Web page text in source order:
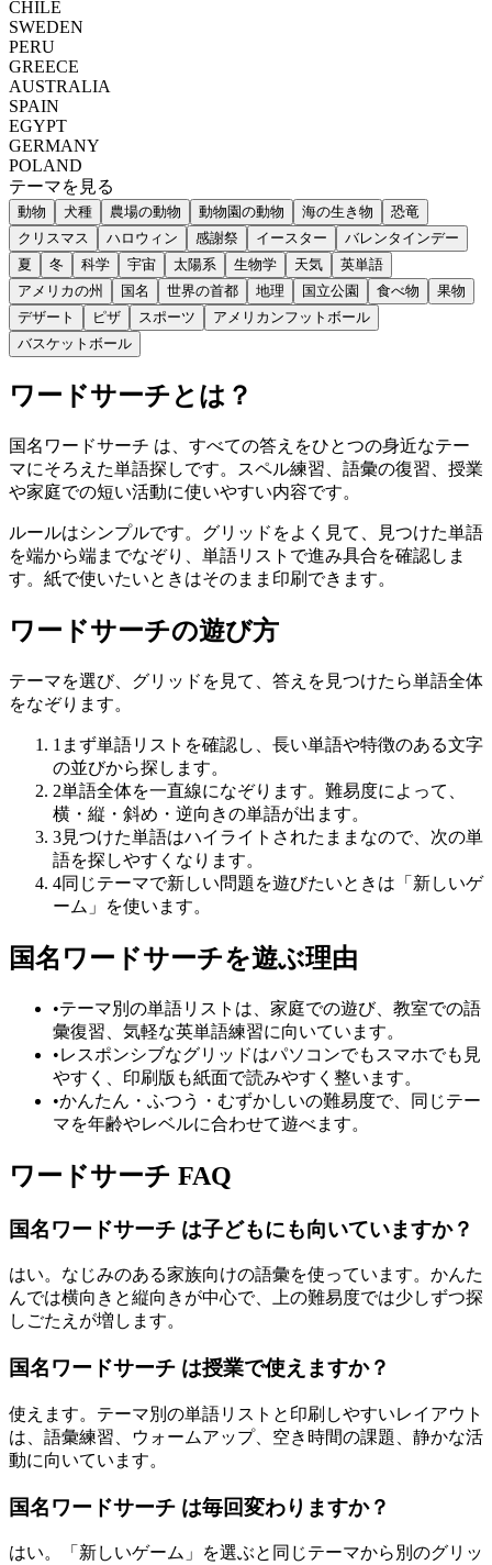
CHILE
SWEDEN
PERU
GREECE
AUSTRALIA
SPAIN
EGYPT
GERMANY
POLAND
テーマを見る
動物 犬種 農場の動物 動物園の動物 海の生き物
恐竜
クリスマス
ハロウィン 感謝祭 イースター
バレンタインデー
夏
冬 科学 宇宙 太陽系 生物学 天気
英単語
アメリカの州
国名 世界の首都 地理 国立公園 食べ物
果物
デザート
ピザ スポーツ
アメリカンフットボール
バスケットボール
ワードサーチとは？
国名ワードサーチ は、すべての答えをひとつの身近なテー
マにそろえた単語探しです。スペル練習、語彙の復習、授業
や家庭での短い活動に使いやすい内容です。
ルールはシンプルです。グリッドをよく見て、見つけた単語
を端から端までなぞり、単語リストで進み具合を確認しま
す。紙で使いたいときはそのまま印刷できます。
ワードサーチの遊び方
テーマを選び、グリッドを見て、答えを見つけたら単語全体
をなぞります。
1 まず単語リストを確認し、長い単語や特徴のある文字
の並びから探します。
2単語全体を一直線になぞります。難易度によって、
横・縦・斜め・逆向きの単語が出ます。
3見つけた単語はハイライトされたままなので、次の単
語を探しやすくなります。
4同じテーマで新しい問題を遊びたいときは「新しいゲ
ーム」を使います。
国名ワードサーチを遊ぶ理由
•テーマ別の単語リストは、家庭での遊び、教室での語
彙復習、気軽な英単語練習に向いています。
•レスポンシブなグリッドはパソコンでもスマホでも見
やすく、印刷版も紙面で読みやすく整います。
•かんたん・ふつう・むずかしいの難易度で、同じテー
マを年齢やレベルに合わせて遊べます。
ワードサーチ FAQ
国名ワードサーチ は子どもにも向いていますか？
はい。なじみのある家族向けの語彙を使っています。かんた
んでは横向きと縦向きが中心で、上の難易度では少しずつ探
しごたえが増します。
国名ワードサーチ は授業で使えますか？
使えます。テーマ別の単語リストと印刷しやすいレイアウト
は、語彙練習、ウォームアップ、空き時間の課題、静かな活
動に向いています。
国名ワードサーチ は毎回変わりますか？
はい。「新しいゲーム」を選ぶと同じテーマから別のグリッ